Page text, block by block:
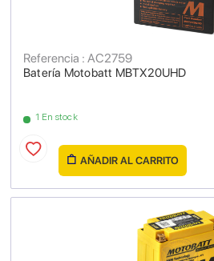
Batería Motobatt MBTX20UHD
Referencia : AC2759
1 En stock
AÑADIR AL CARRITO